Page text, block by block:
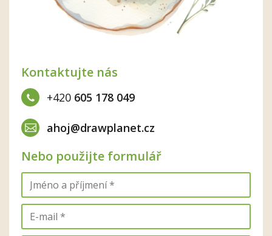
Kontaktujte nás
+420 605 178 049
ahoj@drawplanet.cz
Nebo použijte formulář